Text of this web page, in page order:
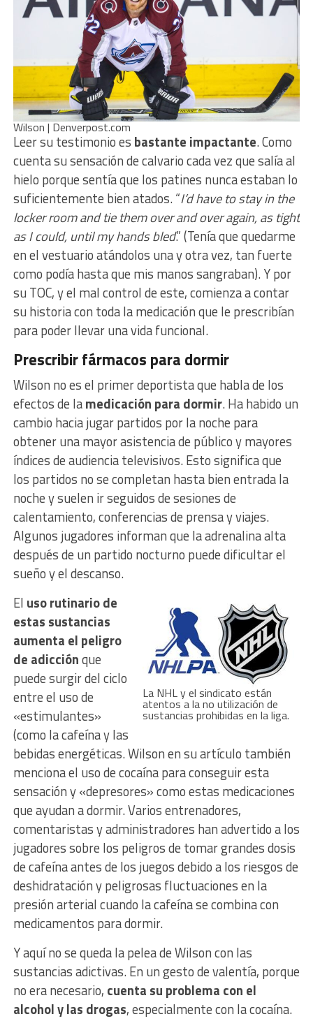
Wilson | Denverpost.com
Leer su testimonio es bastante impactante. Como
cuenta su sensación de calvario cada vez que salía al
hielo porque sentía que los patines nunca estaban lo
suficientemente bien atados. “I’d have to stay in the
locker room and tie them over and over again, as tight
as I could, until my hands bled.” (Tenía que quedarme
en el vestuario atándolos una y otra vez, tan fuerte
como podía hasta que mis manos sangraban). Y por
su TOC, y el mal control de este, comienza a contar
su historia con toda la medicación que le prescribían
para poder llevar una vida funcional.
Prescribir fármacos para dormir
Wilson no es el primer deportista que habla de los
efectos de lamedicación para dormir. Ha habido un
cambio hacia jugar partidos por la noche para
obtener una mayor asistencia de público y mayores
índices de audiencia televisivos. Esto significa que
los partidos no se completan hasta bien entrada la
noche y suelen ir seguidos de sesiones de
calentamiento, conferencias de prensa y viajes.
Algunos jugadores informan que la adrenalina alta
después de un partido nocturno puede dificultar el
sueño y el descanso.
La NHL y el sindicato están
atentos a la no utilización de
sustancias prohibidas en la liga.
El uso rutinario de
estas sustancias
aumenta el peligro
de adicciónque
puede surgir del ciclo
entre el uso de
«estimulantes»
(como la cafeína y las
bebidas energéticas. Wilson en su artículo también
menciona el uso de cocaína para conseguir esta
sensación y «depresores» como estas medicaciones
que ayudan a dormir. Varios entrenadores,
comentaristas y administradores han advertido a los
jugadores sobre los peligros de tomar grandes dosis
de cafeína antes de los juegos debido a los riesgos de
deshidratación y peligrosas fluctuaciones en la
presión arterial cuando la cafeína se combina con
medicamentos para dormir.
Y aquí no se queda la pelea de Wilson con las
sustancias adictivas. En un gesto de valentía, porque
no era necesario, cuenta su problema con el
alcohol y las drogas, especialmente con la cocaína.